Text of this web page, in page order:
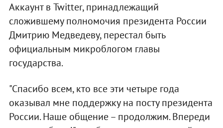
Аккаунт в Twitter, принадлежащий
сложившему полномочия президента России
Дмитрию Медведеву, перестал быть
официальным микроблогом главы
государства.
"Спасибо всем, кто все эти четыре года
оказывал мне поддержку на посту президента
России. Наше общение – продолжим. Впереди